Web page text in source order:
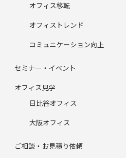
オフィス移転
オフィストレンド
コミュニケーション向上
セミナー・イベント
オフィス見学
日比谷オフィス
大阪オフィス
ご相談・お見積り依頼